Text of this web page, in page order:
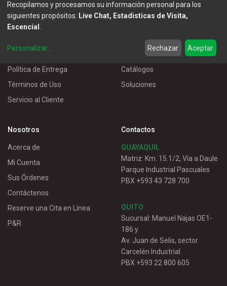
Información
Facturación Electrónica
Política de Entrega
Términos de Uso
Servicio al Cliente
Enlaces de Interés
Eventos
Master Eléctricos
Catálogos
Soluciones
Nosotros
Acerca de
Mi Cuenta
Sus Órdenes
Contáctenos
Reserve una Cita en Línea
P&R
Contactos
GUAYAQUIL
Matriz: Km. 15.1/2, Vía a Daule
Parque Industrial Pascuales
PBX +593 43 728 700
QUITO
Sucursal: Manuel Najas OE1-
186 y
Av. Juan de Selis, sector
Carcelén Industrial
PBX +593 22 800 605
Recopilamos y procesamos su información personal para los
siguientes propósitos: Live Chat, Estadisticas de Visita,
Escencial
Personalizar... Rechazar Aceptar